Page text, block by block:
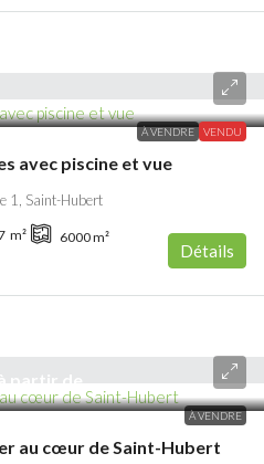
À VENDRE VENDU
avec piscine et vue
1, Saint-Hubert
m² 6000m²
Détails
À VENDRE
partir de
au cœur de Saint-Hubert